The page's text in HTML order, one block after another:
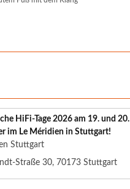
HiFi-Tage 2026 am 19. und 20.
im Le Méridien in Stuttgart!
Stuttgart
Straße 30, 70173 Stuttgart